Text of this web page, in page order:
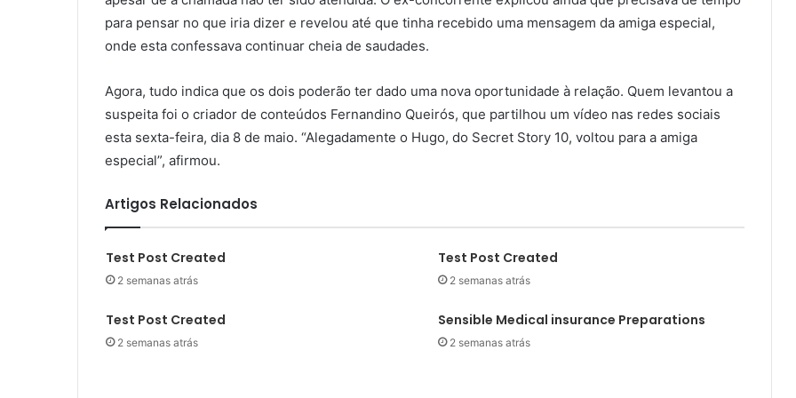
para pensar no que iria dizer e revelou até que tinha recebido uma mensagem da amiga especial,
onde esta confessava continuar cheia de saudades.
Agora, tudo indica que os dois poderão ter dado uma nova oportunidade à relação. Quem levantou a
suspeita foi o criador de conteúdos Fernandino Queirós, que partilhou um vídeo nas redes sociais
esta sexta-feira, dia 8 de maio. “Alegadamente o Hugo, do Secret Story 10, voltou para a amiga
especial”, afirmou.
Artigos Relacionados
Test Post Created
2 semanas atrás
Test Post Created
2 semanas atrás
Test Post Created
2 semanas atrás
Sensible Medical insurance Preparations
2 semanas atrás